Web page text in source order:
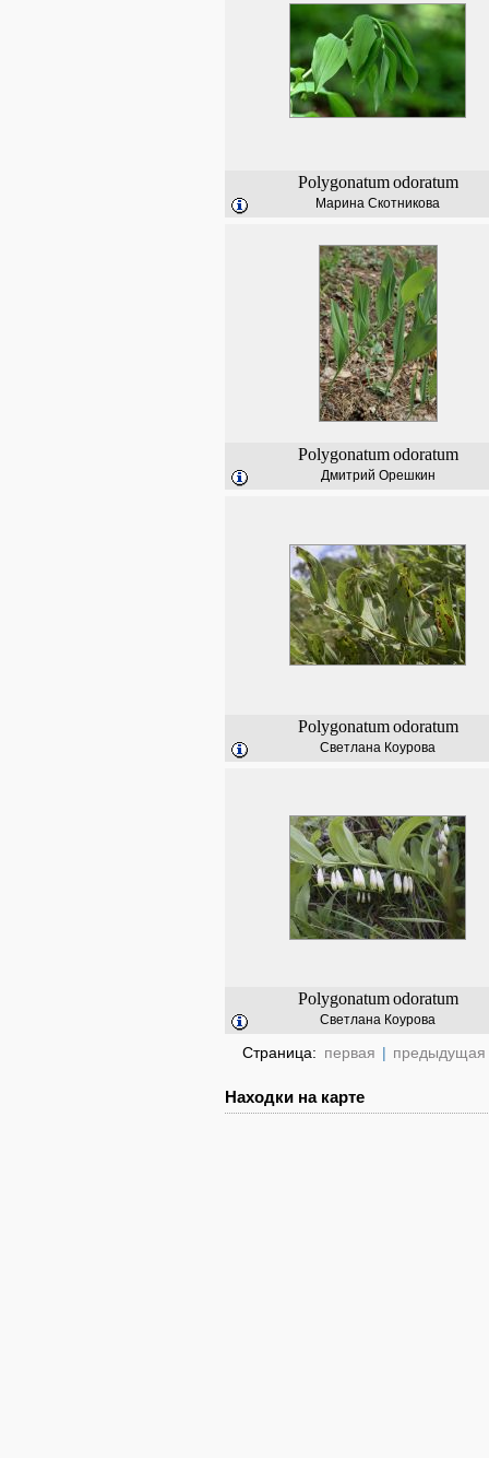
Polygonatum odoratum
Марина Скотникова
Polygonatum odoratum
Дмитрий Орешкин
Polygonatum odoratum
Светлана Коурова
Polygonatum odoratum
Светлана Коурова
Страница: первая | предыдущая
Находки на карте